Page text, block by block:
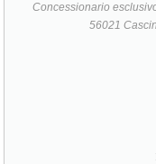
Concessionario
56021